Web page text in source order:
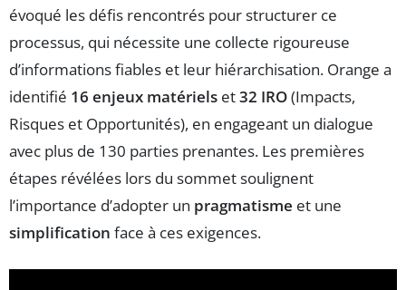
évoqué les défis rencontrés pour structurer ce
processus, qui nécessite une collecte rigoureuse
d’informations fiables et leur hiérarchisation. Orange a
identifié 16 enjeux matériels et32 IRO(Impacts,
Risques et Opportunités), en engageant un dialogue
avec plus de 130 parties prenantes. Les premières
étapes révélées lors du sommet soulignent
l’importance d’adopter un pragmatisme et une
simplification face à ces exigences.